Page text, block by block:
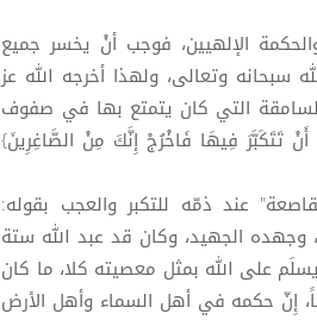
الإلهيين، فوجب أنْ يخسر جميع
سبحانه وتعالى، ولهذا أخرجه الله عز
التي كان يتمتع بها في صفوف
تَتَكَبَّرَ فِيهَا فَاخْرُجْ إِنَّكَ مِنْ الصَّاغِرِينَ}
عند ذمّه للتكبر والعجب بقوله:
وجهده الجهيد، وكان قد عبد الله ستة
على الله بمثل معصيته كلا، ما كان
إِنّ حكمه في أهل السماء وأهل الأرض